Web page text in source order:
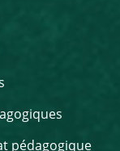
pédagogique